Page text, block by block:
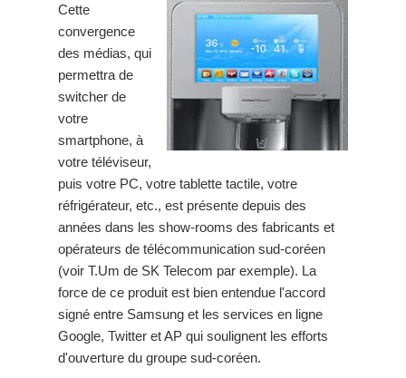
Cette
convergence
des médias, qui
permettra de
switcher de
votre
smartphone, à
votre téléviseur,
puis votre PC, votre tablette tactile, votre
réfrigérateur, etc., est présente depuis des
années dans les show-rooms des fabricants et
opérateurs de télécommunication sud-coréen
(voir T.Um de SK Telecom par exemple). La
force de ce produit est bien entendue l'accord
signé entre Samsung et les services en ligne
Google, Twitter et AP qui soulignent les efforts
d'ouverture du groupe sud-coréen.